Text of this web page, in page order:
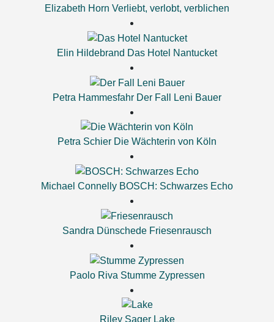
Elizabeth Horn Verliebt, verlobt, verblichen
Elin Hildebrand Das Hotel Nantucket
Petra Hammesfahr Der Fall Leni Bauer
Petra Schier Die Wächterin von Köln
Michael Connelly BOSCH: Schwarzes Echo
Sandra Dünschede Friesenrausch
Paolo Riva Stumme Zypressen
Riley Sager Lake